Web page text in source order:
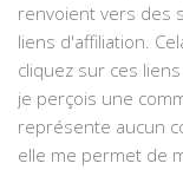
renvoient vers des
liens d'affiliation.
cliquez sur ces
je perçois une
représente aucun
elle me permet de